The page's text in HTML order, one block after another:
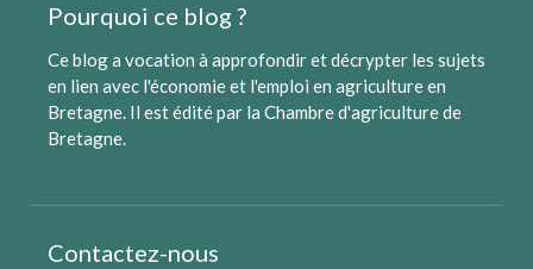
Pourquoi ce blog ?
Ce blog a vocation à approfondir et décrypter les sujets
en lien avec l'économie et l'emploi en agriculture en
Bretagne. Il est édité par la Chambre d'agriculture de
Bretagne.
Contactez-nous